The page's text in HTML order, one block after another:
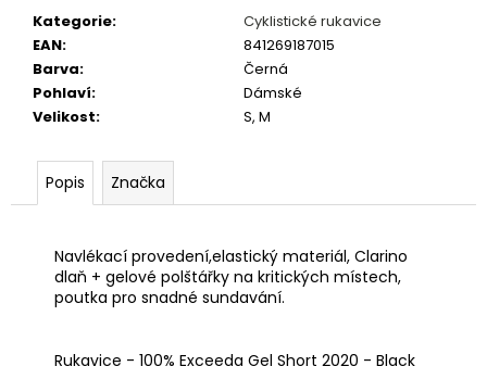
Kategorie:
Cyklistické rukavice
EAN:
841269187015
Barva:
Černá
Pohlaví:
Dámské
Velikost: S, M
Popis Značka
Navlékací provedení,elastický materiál, Clarino
dlaň + gelové polštářky na kritických místech,
poutka pro snadné sundavání.
Rukavice - 100% Exceeda Gel Short 2020 - Black
u
e
m
e
PŘILBA
O'NEAL
TRAPPER
CARAMEL